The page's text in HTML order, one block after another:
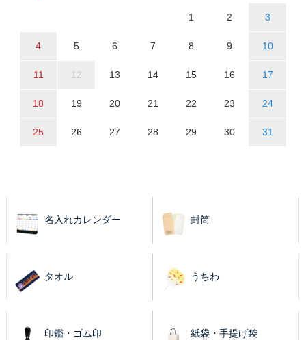
1 2 3
4 5 6 7 8 9 10
11 12 13 14 15 16 17
18 19 20 21 22 23 24
25 26 27 28 29 30 31
名入れカレンダー 封筒
タオル うちわ
印鑑・ゴム印 紙袋・手提げ袋